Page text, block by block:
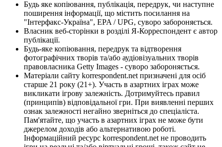
Будь яке копіювання, публікація, передрук, чи наступне
поширення інформації, що містить посилання на
"Інтерфакс-Україна", EPA / UPG, суворо забороняється.
Власник веб-сторінки в розділі Я-Корреспондент є автор
публікації.
Будь-яке копіювання, передрук та відтворення
фотографічних творів та/або аудіовізуальних творів
правовласника Getty Images - суворо забороняється.
Матеріали сайту korrespondent.net призначені для осіб
старше 21 року (21+). Участь в азартних іграх може
викликати ігрову залежність. Дотримуйтесь правил
(принципів) відповідальної гри. При виявленні перших
ознак залежності негайно зверніться до спеціаліста.
Пам'ятайте, що участь в азартних іграх не може бути
джерелом доходів або альтернативою роботі.
Інформаційний ресурс korrespondent.net не проводить